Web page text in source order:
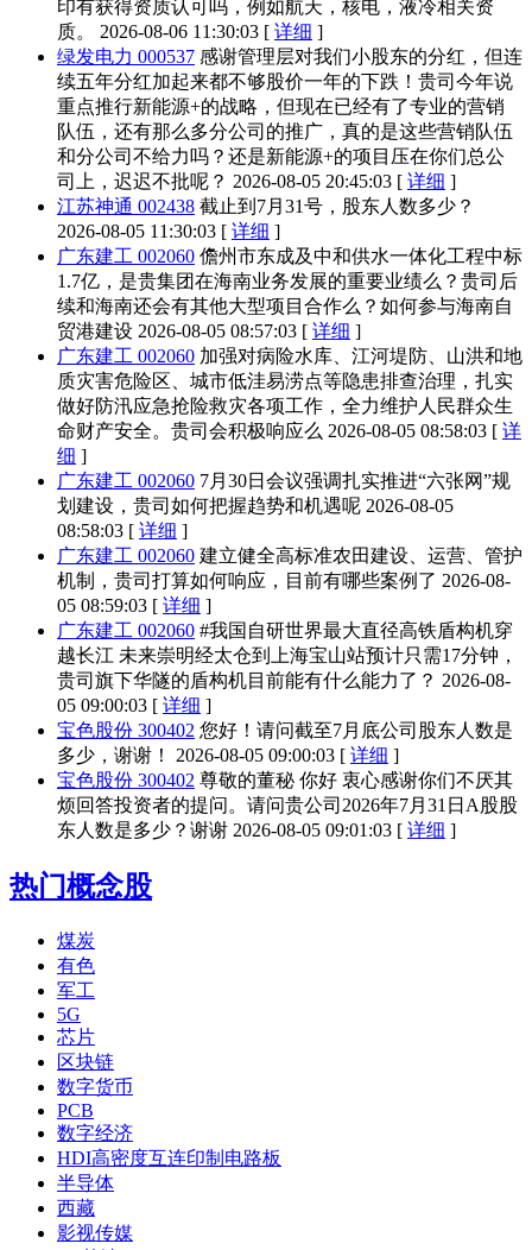
印有获得资质认可吗，例如航天，核电，液冷相关资
质。
2026-08-06 11:30:03 [ 详细 ]
绿发电力 000537 感谢管理层对我们小股东的分红，但连
续五年分红加起来都不够股价一年的下跌！贵司今年说
重点推行新能源+的战略，但现在已经有了专业的营销
队伍，还有那么多分公司的推广，真的是这些营销队伍
和分公司不给力吗？还是新能源+的项目压在你们总公
司上，迟迟不批呢？ 2026-08-05 20:45:03 [ 详细 ]
江苏神通 002438 截止到7月31号，股东人数多少？
2026-08-05 11:30:03 [ 详细 ]
广东建工 002060 儋州市东成及中和供水一体化工程中标
1.7亿，是贵集团在海南业务发展的重要业绩么？贵司后
续和海南还会有其他大型项目合作么？如何参与海南自
贸港建设 2026-08-05 08:57:03 [ 详细 ]
广东建工 002060 加强对病险水库、江河堤防、山洪和地
质灾害危险区、城市低洼易涝点等隐患排查治理，扎实
做好防汛应急抢险救灾各项工作，全力维护人民群众生
命财产安全。贵司会积极响应么 2026-08-05 08:58:03 [ 详
细 ]
广东建工 002060 7月30日会议强调扎实推进“六张网”规
划建设，贵司如何把握趋势和机遇呢 2026-08-05
08:58:03 [ 详细 ]
广东建工 002060 建立健全高标准农田建设、运营、管护
机制，贵司打算如何响应，目前有哪些案例了 2026-08-
05 08:59:03 [ 详细 ]
广东建工 002060 #我国自研世界最大直径高铁盾构机穿
越长江 未来崇明经太仓到上海宝山站预计只需17分钟，
贵司旗下华隧的盾构机目前能有什么能力了？ 2026-08-
05 09:00:03 [ 详细 ]
宝色股份 300402 您好！请问截至7月底公司股东人数是
多少，谢谢！
2026-08-05 09:00:03 [ 详细 ]
宝色股份 300402 尊敬的董秘 你好 衷心感谢你们不厌其
烦回答投资者的提问。请问贵公司2026年7月31日A股股
东人数是多少？谢谢 2026-08-05 09:01:03 [ 详细 ]
热门概念股
煤炭
有色
军工
5G
芯片
区块链
数字货币
PCB
数字经济
HDI高密度互连印制电路板
半导体
西藏
影视传媒